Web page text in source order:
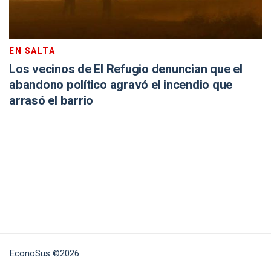
EN SALTA
Los vecinos de El Refugio denuncian que el
abandono político agravó el incendio que
arrasó el barrio
EconoSus ©2026